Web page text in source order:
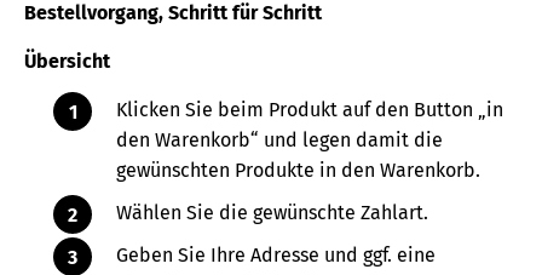
Buch
Bestellvorgang, Schritt für Schritt
Übersicht
Klicken Sie beim Produkt auf den Button „in
den Warenkorb“ und legen damit die
gewünschten Produkte in den Warenkorb.
Wählen Sie die gewünschte Zahlart.
Geben Sie Ihre Adresse und ggf. eine